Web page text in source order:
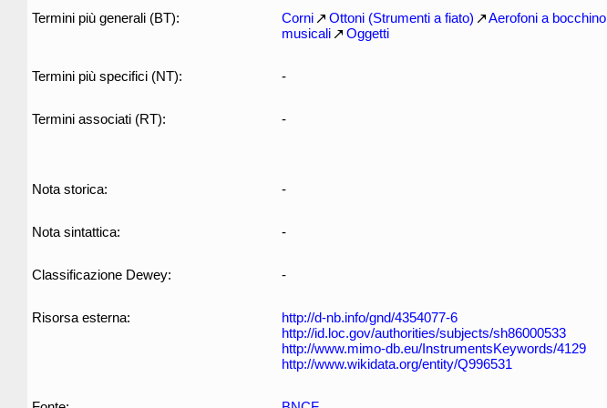
Termini più generali (BT): Corni Ottoni (Strumenti a fiato) Aerofoni a bocchino
musicali
Oggetti
Termini più specifici (NT): -
Termini associati (RT): -
Nota storica: -
Nota sintattica: -
Classificazione Dewey: -
Risorsa esterna:
http://d-nb.info/gnd/4354077-6
http://id.loc.gov/authorities/subjects/sh86000533
http://www.mimo-db.eu/InstrumentsKeywords/4129
http://www.wikidata.org/entity/Q996531